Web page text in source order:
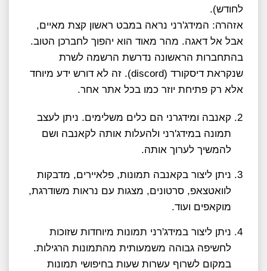
לחודש).
אזהרה: המידג'רני נראה במבט ראשון קצת מאיים,
אבל אל דאגה. מהר מאוד הוא יהפוך לחברכן הטוב.
בהתחברות הראשונה נדרשת הרשמה לשרת
שנקראת דיסקורד (discord). זה לא דורש ידע מיוחד
אלא רק פתיחת יוזר כמו בכל אתר אחר.
קאנבה ומידגרני הם כלים משלימים. ניתן לעצב
תמונה במידג'רני ולהעלות אותה לקאנבה ושם
להמשיך לערוך אותה.
ניתן ליצור בקאנבה תמונות, פלאיירים, מדבקות
לוואטצאפ, סרטונים, מצגות עם נראות משודרגת,
מוקאפים ועוד.
ניתן ליצור במידג'רני תמונות מיוחדות שזוכות
לחשיפה גבוהה משמעותית מהתמונות הרגילות.
במקום לשרוף עשרות שעות בחיפושי תמונות